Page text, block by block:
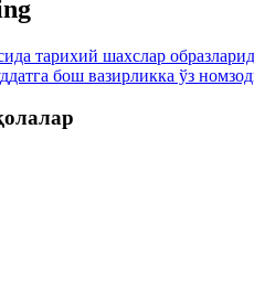
тарихий шахслар
бош вазирликка ўз